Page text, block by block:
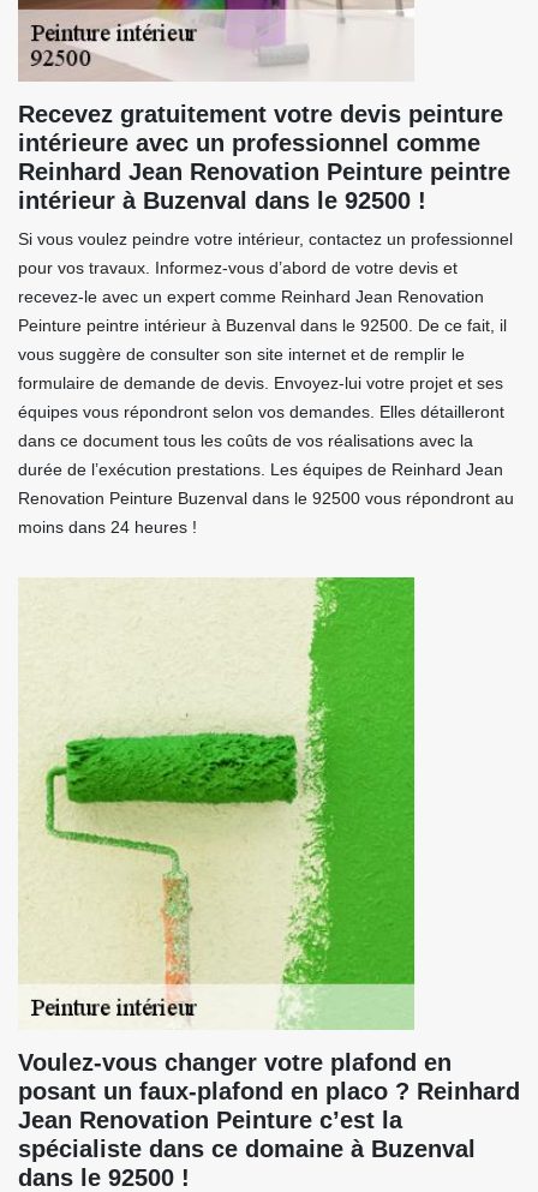
Recevez gratuitement votre devis peinture
intérieure avec un professionnel comme
Reinhard Jean Renovation Peinture peintre
intérieur à Buzenval dans le 92500 !
Si vous voulez peindre votre intérieur, contactez un professionnel
pour vos travaux. Informez-vous d’abord de votre devis et
recevez-le avec un expert comme Reinhard Jean Renovation
Peinture peintre intérieur à Buzenval dans le 92500. De ce fait, il
vous suggère de consulter son site internet et de remplir le
formulaire de demande de devis. Envoyez-lui votre projet et ses
équipes vous répondront selon vos demandes. Elles détailleront
dans ce document tous les coûts de vos réalisations avec la
durée de l’exécution prestations. Les équipes de Reinhard Jean
Renovation Peinture Buzenval dans le 92500 vous répondront au
moins dans 24 heures !
Voulez-vous changer votre plafond en
posant un faux-plafond en placo ? Reinhard
Jean Renovation Peinture c’est la
spécialiste dans ce domaine à Buzenval
dans le 92500 !